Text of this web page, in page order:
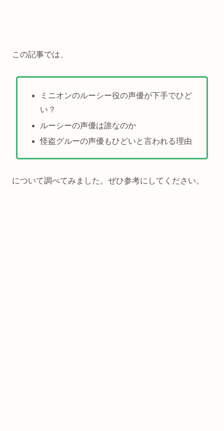
この記事では、
ミニオンのルーシー役の声優が下手でひど
い？
ルーシーの声優は誰なのか
怪盗グルーの声優もひどいと言われる理由
について調べてみました。ぜひ参考にしてください。